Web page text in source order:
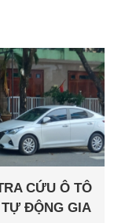
CỨU Ô TÔ
ĐỘNG GIA